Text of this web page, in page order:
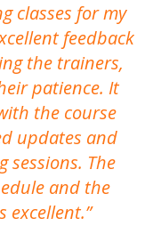
classes for my
feedback
the trainers,
patience. It
the course
updates and
sessions. The
and the
excellent.